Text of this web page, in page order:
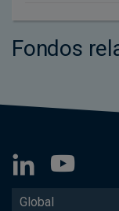
Fondos
Global